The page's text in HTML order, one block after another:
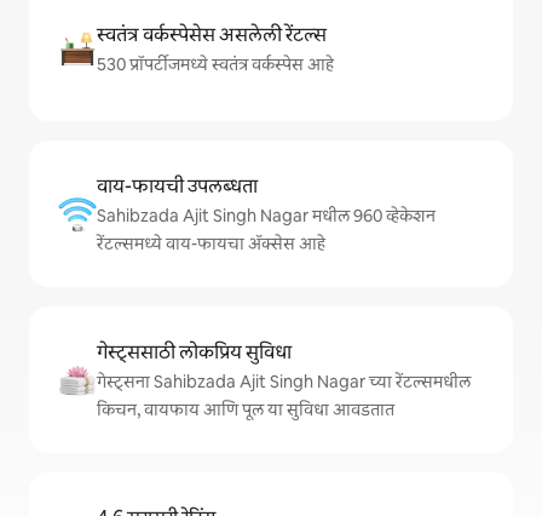
स्वतंत्र वर्कस्पेसेस असलेली रेंटल्स
530 प्रॉपर्टीजमध्ये स्वतंत्र वर्कस्पेस आहे
वाय-फायची उपलब्धता
Sahibzada Ajit Singh Nagar मधील 960 व्हेकेशन
रेंटल्समध्ये वाय-फायचा अ‍ॅक्सेस आहे
गेस्ट्ससाठी लोकप्रिय सुविधा
गेस्ट्सना Sahibzada Ajit Singh Nagar च्या रेंटल्समधील
किचन, वायफाय आणि पूल या सुविधा आवडतात